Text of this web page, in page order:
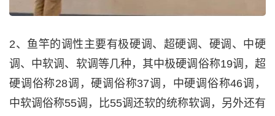
2、鱼竿的调性主要有极硬调、超硬调、硬调、中硬
调、中软调、软调等几种，其中极硬调俗称19调，超
硬调俗称28调，硬调俗称37调，中硬调俗称46调，
中软调俗称55调，比55调还软的统称软调，另外还有